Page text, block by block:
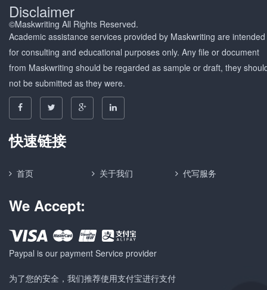
Disclaimer
©Maskwriting All Rights Reserved.
Academic assistance services provided by Maskwriting are intended
for consulting and educational purposes only. Any file or document
from Maskwriting should be regarded as sample or draft, they
not be submitted as they were.
快速链接
首页 关于我们 代写服务
We Accept:
Paypal is our payment Service provider
为了您的安全，我们推荐使用支付宝进行支付